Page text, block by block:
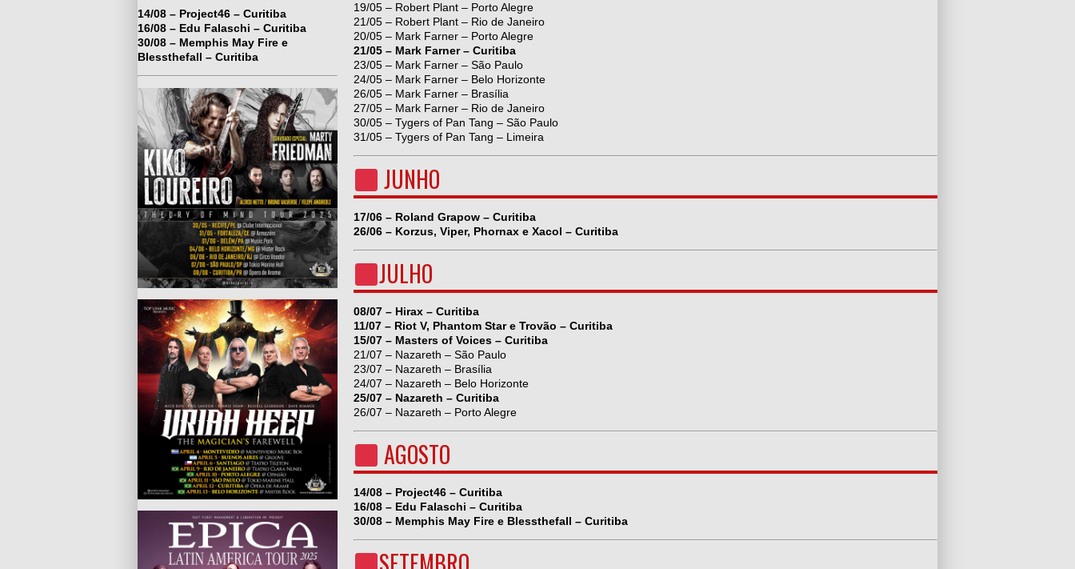
14/08 – Project46 – Curitiba
16/08 – Edu Falaschi – Curitiba
30/08 – Memphis May Fire e
Blessthefall – Curitiba
19/05 – Robert Plant – Porto Alegre
21/05 – Robert Plant – Rio de Janeiro
20/05 – Mark Farner – Porto Alegre
21/05 – Mark Farner – Curitiba
23/05 – Mark Farner – São Paulo
24/05 – Mark Farner – Belo Horizonte
26/05 – Mark Farner – Brasília
27/05 – Mark Farner – Rio de Janeiro
30/05 – Tygers of Pan Tang – São Paulo
31/05 – Tygers of Pan Tang – Limeira
JUNHO
17/06 – Roland Grapow – Curitiba
26/06 – Korzus, Viper, Phornax e Xacol – Curitiba
JULHO
08/07 – Hirax – Curitiba
11/07 – Riot V, Phantom Star e Trovão – Curitiba
15/07 – Masters of Voices – Curitiba
21/07 – Nazareth – São Paulo
23/07 – Nazareth – Brasília
24/07 – Nazareth – Belo Horizonte
25/07 – Nazareth – Curitiba
26/07 – Nazareth – Porto Alegre
AGOSTO
14/08 – Project46 – Curitiba
16/08 – Edu Falaschi – Curitiba
30/08 – Memphis May Fire e Blessthefall – Curitiba